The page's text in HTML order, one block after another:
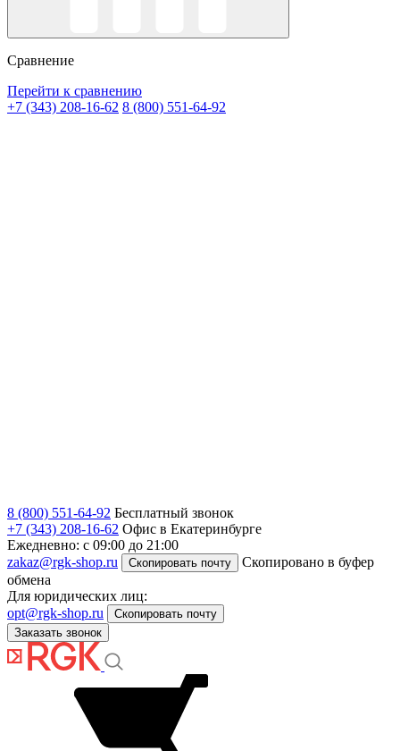
Сравнение
Перейти к сравнению
+7 (343) 208-16-62 8 (800) 551-64-92
8 (800) 551-64-92 Бесплатный звонок
+7 (343) 208-16-62 Офис в Екатеринбурге
Ежедневно: с 09:00 до 21:00
zakaz@rgk-shop.ru
Скопировать почту
Скопировано в буфер
обмена
Для юридических лиц:
opt@rgk-shop.ru
Скопировать почту
Заказать звонок